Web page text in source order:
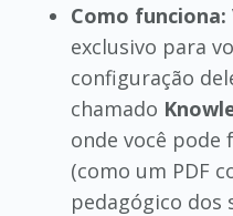
Como funciona:
exclusivo para
configuração
chamado
onde você pode
(como um PDF
pedagógico dos